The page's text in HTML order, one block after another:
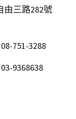
由三路282號
03-9368638